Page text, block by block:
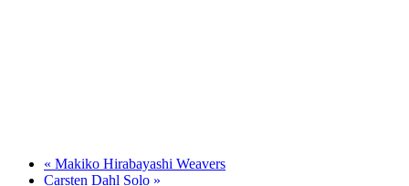
« Makiko Hirabayashi Weavers
Carsten Dahl Solo »